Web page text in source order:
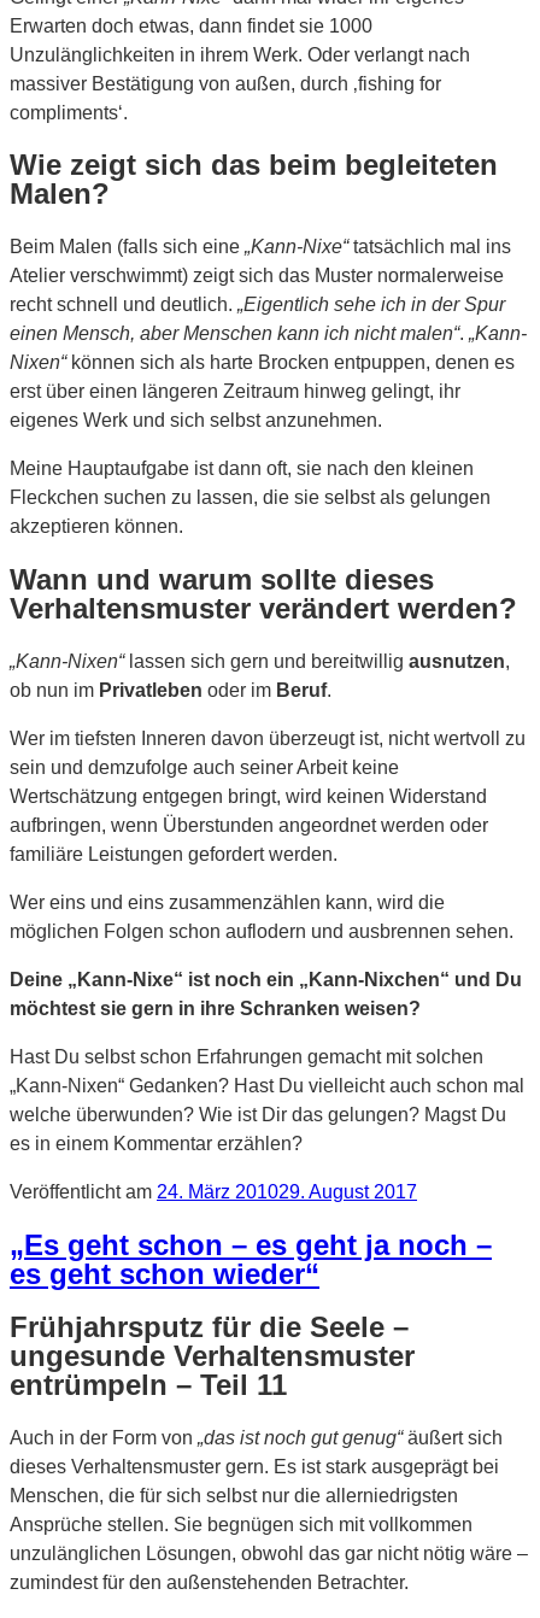
Erwarten doch etwas, dann findet sie 1000
Unzulänglichkeiten in ihrem Werk. Oder verlangt nach
massiver Bestätigung von außen, durch ‚fishing for
compliments‘.
Wie zeigt sich das beim begleiteten
Malen?
Beim Malen (falls sich eine „Kann-Nixe“tatsächlich mal ins
Atelier verschwimmt) zeigt sich das Muster normalerweise
recht schnell und deutlich. „Eigentlich sehe ich in der Spur
einen Mensch, aber Menschen kann ich nicht malen“. „Kann-
Nixen“können sich als harte Brocken entpuppen, denen es
erst über einen längeren Zeitraum hinweg gelingt, ihr
eigenes Werk und sich selbst anzunehmen.
Meine Hauptaufgabe ist dann oft, sie nach den kleinen
Fleckchen suchen zu lassen, die sie selbst als gelungen
akzeptieren können.
Wann und warum sollte dieses
Verhaltensmuster verändert werden?
„Kann-Nixen“lassen sich gern und bereitwillig ausnutzen,
ob nun im Privatleben oder im Beruf.
Wer im tiefsten Inneren davon überzeugt ist, nicht wertvoll zu
sein und demzufolge auch seiner Arbeit keine
Wertschätzung entgegen bringt, wird keinen Widerstand
aufbringen, wenn Überstunden angeordnet werden oder
familiäre Leistungen gefordert werden.
Wer eins und eins zusammenzählen kann, wird die
möglichen Folgen schon auflodern und ausbrennen sehen.
Deine „Kann-Nixe“ ist noch ein „Kann-Nixchen“ und Du
möchtest sie gern in ihre Schranken weisen?
Hast Du selbst schon Erfahrungen gemacht mit solchen
„Kann-Nixen“ Gedanken? Hast Du vielleicht auch schon mal
welche überwunden? Wie ist Dir das gelungen? Magst Du
es in einem Kommentar erzählen?
Veröffentlicht am 24. März 201029. August 2017
„Es geht schon – es geht ja noch –
es geht schon wieder“
Frühjahrsputz für die Seele –
ungesunde Verhaltensmuster
entrümpeln – Teil 11
Auch in der Form von „das ist noch gut genug“äußert sich
dieses Verhaltensmuster gern. Es ist stark ausgeprägt bei
Menschen, die für sich selbst nur die allerniedrigsten
Ansprüche stellen. Sie begnügen sich mit vollkommen
unzulänglichen Lösungen, obwohl das gar nicht nötig wäre –
zumindest für den außenstehenden Betrachter.